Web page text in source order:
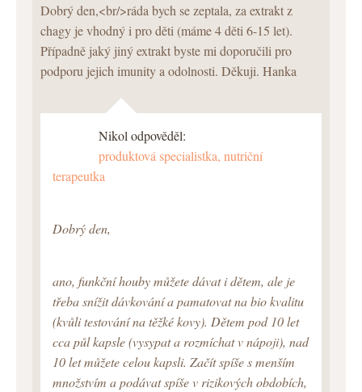
Dobrý den,<br/>ráda bych se zeptala, za extrakt z
chagy je vhodný i pro děti (máme 4 děti 6-15 let).
Případně jaký jiný extrakt byste mi doporučili pro
podporu jejich imunity a odolnosti. Děkuji. Hanka
Nikol odpověděl:
produktová specialistka, nutriční
terapeutka
Dobrý den,
ano, funkční houby můžete dávat i dětem, ale je
třeba snížit dávkování a pamatovat na bio kvalitu
(kvůli testování na těžké kovy). Dětem pod 10 let
cca půl kapsle (vysypat a rozmíchat v nápoji), nad
10 let můžete celou kapsli. Začít spíše s menším
množstvím a podávat spíše v rizikových obdobích,